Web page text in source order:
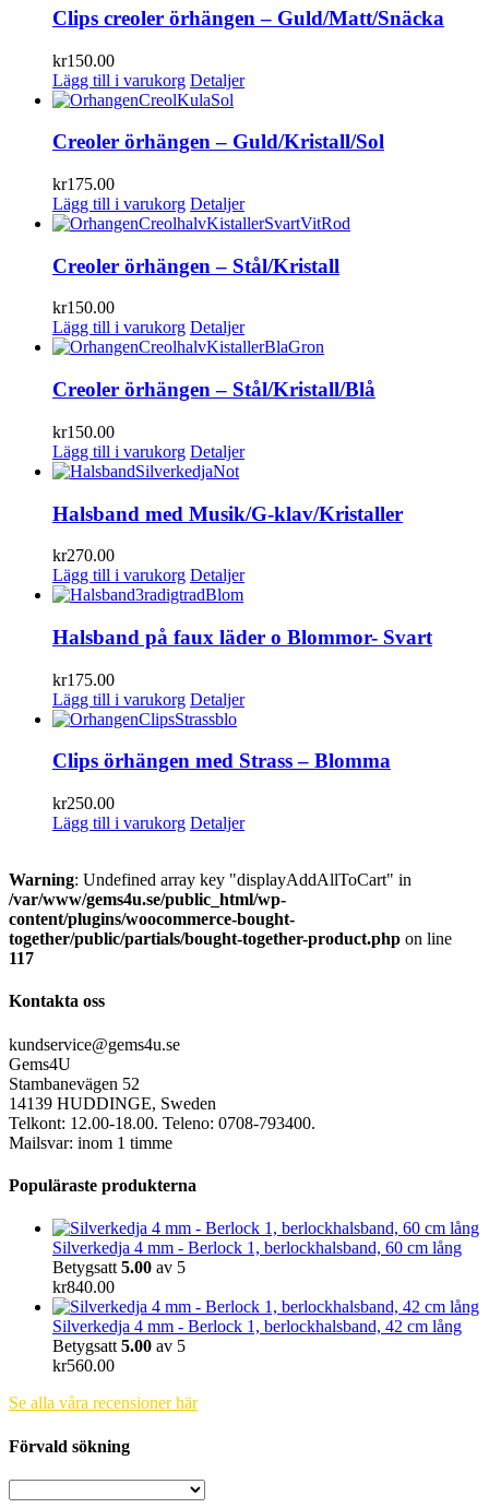
Clips creoler örhängen – Guld/Matt/Snäcka
kr150.00
Lägg till i varukorg Detaljer
Creoler örhängen – Guld/Kristall/Sol
kr175.00
Lägg till i varukorg Detaljer
Creoler örhängen – Stål/Kristall
kr150.00
Lägg till i varukorg Detaljer
Creoler örhängen – Stål/Kristall/Blå
kr150.00
Lägg till i varukorg Detaljer
Halsband med Musik/G-klav/Kristaller
kr270.00
Lägg till i varukorg Detaljer
Halsband på faux läder o Blommor- Svart
kr175.00
Lägg till i varukorg Detaljer
Clips örhängen med Strass – Blomma
kr250.00
Lägg till i varukorg Detaljer
Warning: Undefined array key "displayAddAllToCart" in
/var/www/gems4u.se/public_html/wp-
content/plugins/woocommerce-bought-
together/public/partials/bought-together-product.php on line
117
Kontakta oss
kundservice@gems4u.se
Gems4U
Stambanevägen 52
14139 HUDDINGE, Sweden
Telkont: 12.00-18.00. Teleno: 0708-793400.
Mailsvar: inom 1 timme
Populäraste produkterna
Silverkedja 4 mm - Berlock 1, berlockhalsband, 60 cm lång
Betygsatt 5.00 av 5
kr840.00
Silverkedja 4 mm - Berlock 1, berlockhalsband, 42 cm lång
Betygsatt 5.00 av 5
kr560.00
Se alla våra recensioner här
Förvald sökning